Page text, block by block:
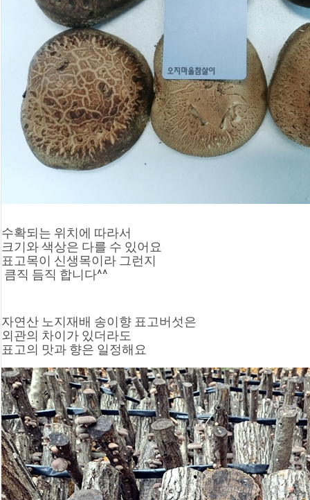
수확되는 위치에 따라서
크기와 색상은 다를 수 있어요
표고목이 신생목이라 그런지
큼직 듬직 합니다^^
자연산 노지재배 송이향 표고버섯은
외관의 차이가 있더라도
표고의 맛과 향은 일정해요